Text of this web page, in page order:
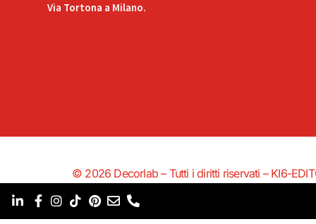
Via Tortona a Milano.
© 2026 Decorlab – Tutti i diritti riservati – KI6-